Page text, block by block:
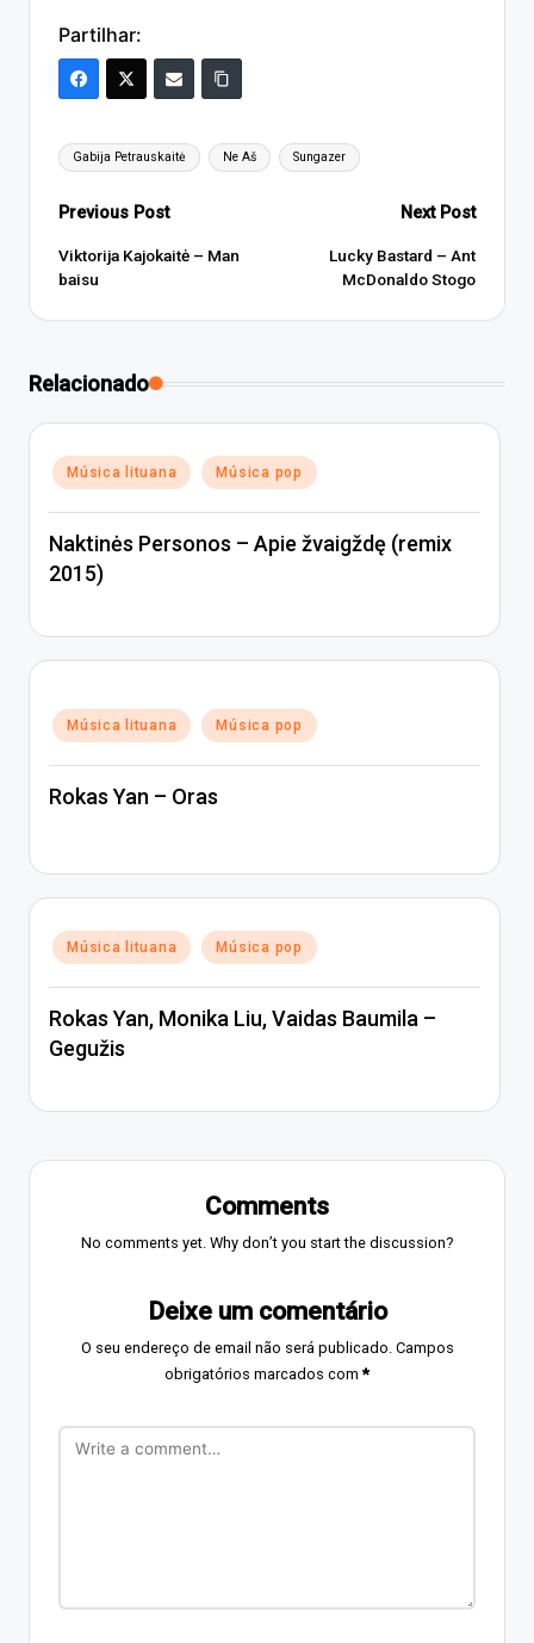
Partilhar:
Tags:
Gabija Petrauskaitė Ne Aš Sungazer
Post
navigation
Previous Post
Viktorija Kajokaitė – Man
baisu
Next Post
Lucky Bastard – Ant
McDonaldo Stogo
Relacionado
Posted
in
Música lituana Música pop
Naktinės Personos – Apie žvaigždę (remix
2015)
Posted
in
Música lituana Música pop
Rokas Yan – Oras
Posted
in
Música lituana Música pop
Rokas Yan, Monika Liu, Vaidas Baumila –
Gegužis
Comments
No comments yet. Why don’t you start the discussion?
Deixe um comentário
O seu endereço de email não será publicado. Campos
obrigatórios marcados com*